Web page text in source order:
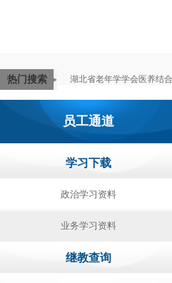
热门搜索 湖北省老年学学会医养结
员工通道
学习下载
政治学习资料
业务学习资料
继教查询